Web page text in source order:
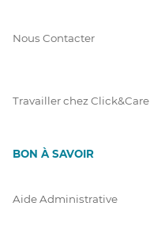
Nous Contacter
Travailler chez Click&Care
BON À SAVOIR
Aide Administrative